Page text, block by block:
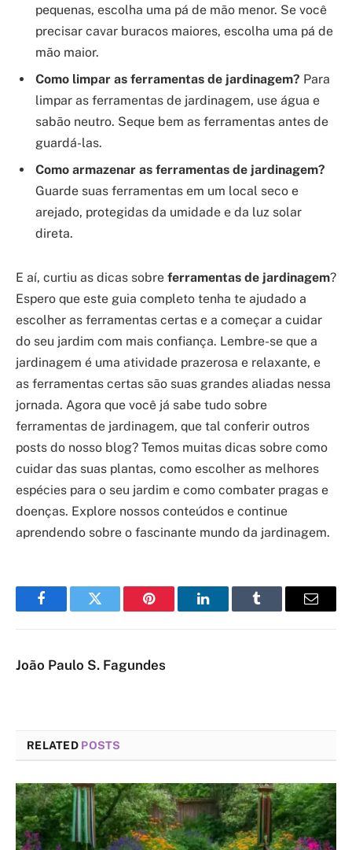
pequenas, escolha uma pá de mão menor. Se você
precisar cavar buracos maiores, escolha uma pá de
mão maior.
Como limpar as ferramentas de jardinagem? Para
limpar as ferramentas de jardinagem, use água e
sabão neutro. Seque bem as ferramentas antes de
guardá-las.
Como armazenar as ferramentas de jardinagem?
Guarde suas ferramentas em um local seco e
arejado, protegidas da umidade e da luz solar
direta.
E aí, curtiu as dicas sobre ferramentas de jardinagem?
Espero que este guia completo tenha te ajudado a
escolher as ferramentas certas e a começar a cuidar
do seu jardim com mais confiança. Lembre-se que a
jardinagem é uma atividade prazerosa e relaxante, e
as ferramentas certas são suas grandes aliadas nessa
jornada. Agora que você já sabe tudo sobre
ferramentas de jardinagem, que tal conferir outros
posts do nosso blog? Temos muitas dicas sobre como
cuidar das suas plantas, como escolher as melhores
espécies para o seu jardim e como combater pragas e
doenças. Explore nossos conteúdos e continue
aprendendo sobre o fascinante mundo da jardinagem.
FacebookTwitter Pinterest LinkedInTumblr Email
João Paulo S. Fagundes
RELATED POSTS